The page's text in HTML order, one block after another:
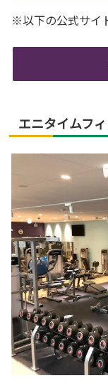
※以下の公式サイ
エニタイムフ